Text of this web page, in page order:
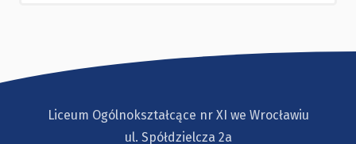
Liceum Ogólnokształcące nr XI we Wrocławiu
ul. Spółdzielcza 2a